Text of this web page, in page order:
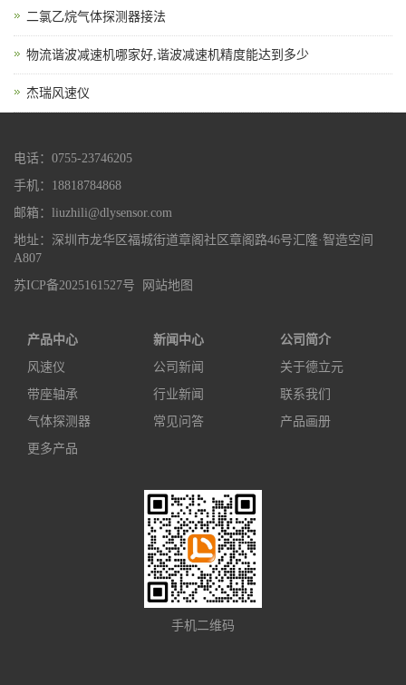
二氯乙烷气体探测器接法
物流谐波减速机哪家好,谐波减速机精度能达到多少
杰瑞风速仪
电话：0755-23746205
手机：18818784868
邮箱：liuzhili@dlysensor.com
地址：深圳市龙华区福城街道章阁社区章阁路46号汇隆·智造空间
A807
苏ICP备2025161527号
网站地图
产品中心
风速仪
带座轴承
气体探测器
更多产品
新闻中心
公司新闻
行业新闻
常见问答
公司简介
关于德立元
联系我们
产品画册
手机二维码